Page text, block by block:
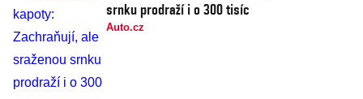
srnku prodraží i o 300 tisíc
Auto.cz